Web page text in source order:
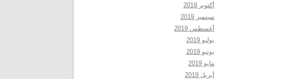
أكتوبر 2019
سبتمبر 2019
أغسطس 2019
يوليو 2019
يونيو 2019
مايو 2019
أبريل 2019